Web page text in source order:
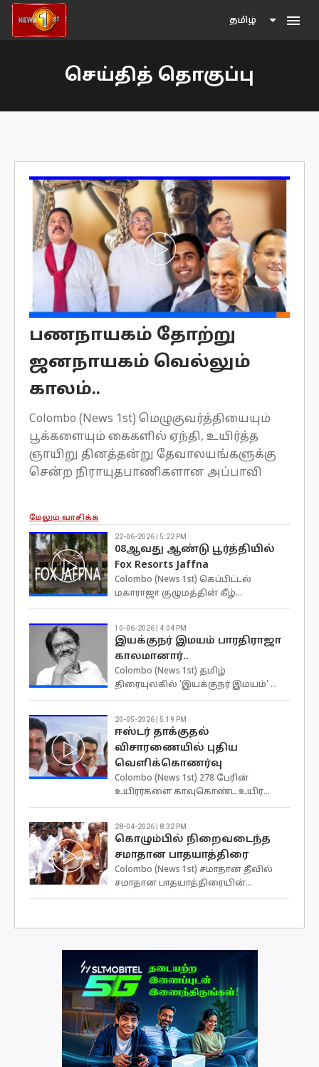
தமிழ் menu
செய்தித் தொகுப்பு
பணநாயகம் தோற்று
ஜனநாயகம் வெல்லும்
காலம்..
Colombo (News 1st) மெழுகுவர்த்தியையும்
பூக்களையும் கைகளில் ஏந்தி, உயிர்த்த
ஞாயிறு தினத்தன்று தேவாலயங்களுக்கு
சென்ற நிராயுதபாணிகளான அப்பாவி
மேலும் வாசிக்க
22-06-2026 | 5:22 PM
08ஆவது ஆண்டு பூர்த்தியில்
Fox Resorts Jaffna
Colombo (News 1st) கெப்பிட்டல்
மகாராஜா குழுமத்தின் கீழ்...
10-06-2026 | 4:04 PM
இயக்குநர் இமயம் பாரதிராஜா
காலமானார்..
Colombo (News 1st) தமிழ்
திரையுலகில் 'இயக்குநர் இமயம்' ...
20-05-2026 | 5:19 PM
ஈஸ்டர் தாக்குதல்
விசாரணையில் புதிய
வௌிக்கொணர்வு
Colombo (News 1st) 278 பேரின்
உயிரர்களை காவுகொண்ட உயிர்...
28-04-2026 | 8:32 PM
கொழும்பில் நிறைவடைந்த
சமாதான பாதயாத்திரை
Colombo (News 1st) சமாதான தீவில்
சமாதான பாதயாத்திரையின்...